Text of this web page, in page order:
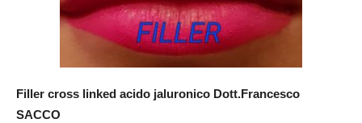
Filler cross linked acido jaluronico Dott.Francesco
SACCO